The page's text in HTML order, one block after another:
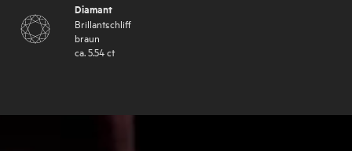
Diamant
Brillantschliff
braun
ca. 5.54ct